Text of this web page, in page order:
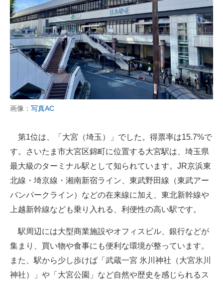
画像： 写真AC
第1位は、「大宮（埼玉）」でした。得票率は15.7%で
す。さいたま市大宮区錦町に位置する大宮駅は、埼玉県
最大級のターミナル駅として知られています。JR京浜東
北線・埼京線・湘南新宿ライン、東武野田線（東武アー
バンパークライン）などの在来線に加え、東北新幹線や
上越新幹線なども乗り入れる、利便性の高い駅です。
駅周辺には大型商業施設やオフィスビル、銀行などが
集まり、買い物や食事にも便利な環境が整っています。
また、駅から少し歩けば「武蔵一宮 氷川神社（大宮氷川
神社）」や「大宮公園」など自然や歴史を感じられるス